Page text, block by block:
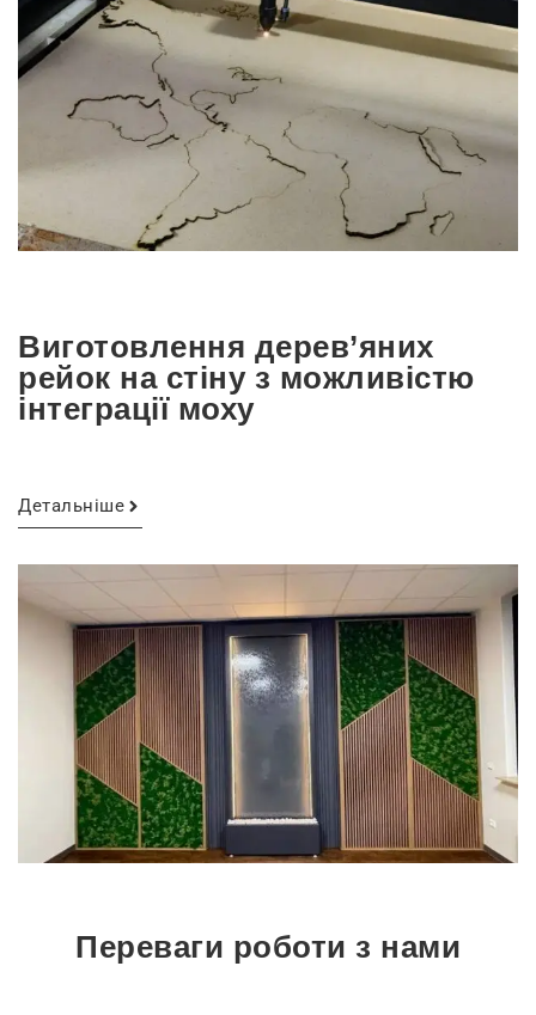
Виготовлення дерев’яних
рейок на стіну з можливістю
інтеграції моху
Детальніше
Переваги роботи з нами